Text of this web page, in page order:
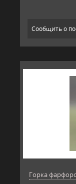
Сообщить о
Горка